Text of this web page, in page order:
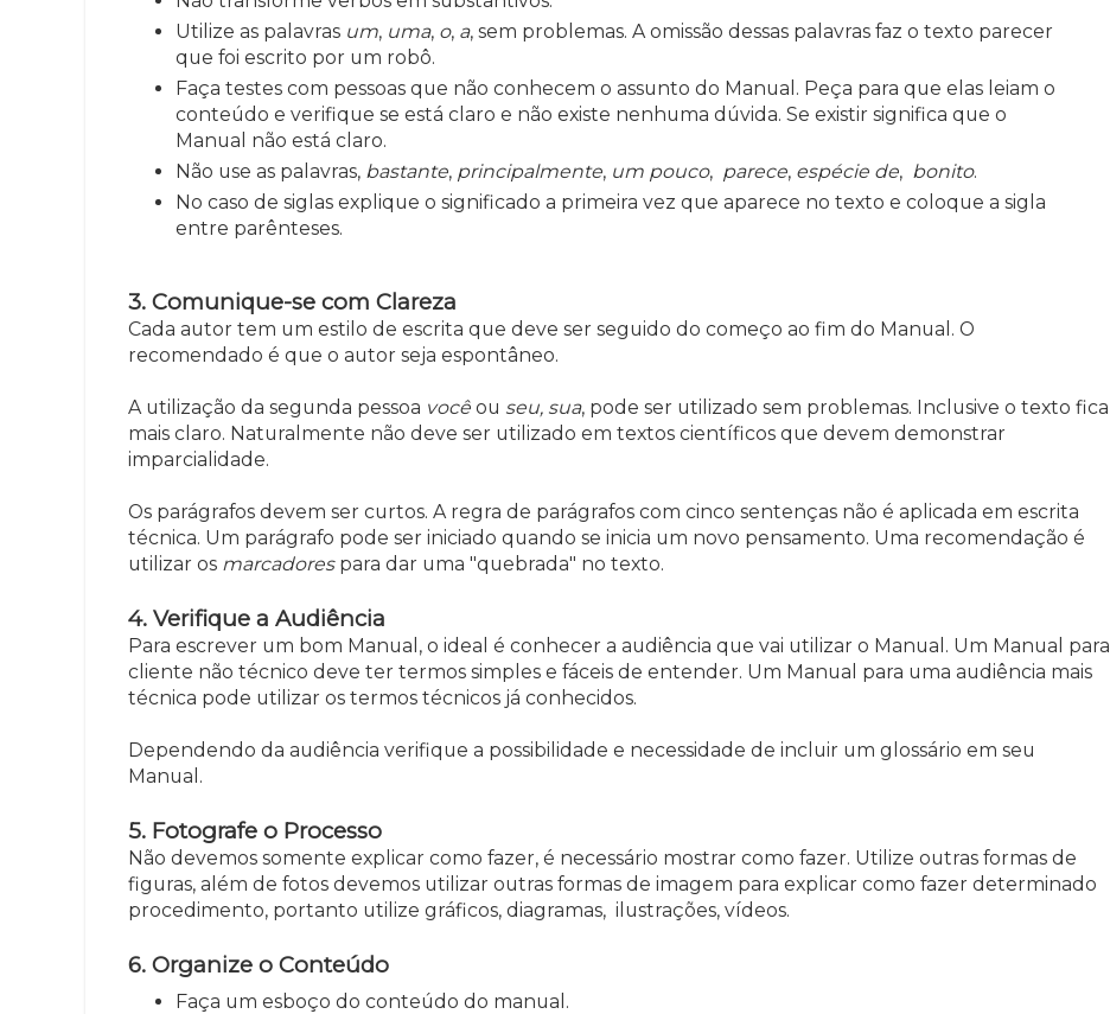
Utilize as palavras um, uma, o, a, sem problemas. A omissão dessas palavras faz o texto parecer
que foi escrito por um robô.
Faça testes com pessoas que não conhecem o assunto do Manual. Peça para que elas leiam o
conteúdo e verifique se está claro e não existe nenhuma dúvida. Se existir significa que o
Manual não está claro.
Não use as palavras, bastante, principalmente, um pouco, parece, espécie de, bonito.
No caso de siglas explique o significado a primeira vez que aparece no texto e coloque a sigla
entre parênteses.
3. Comunique-se com Clareza
Cada autor tem um estilo de escrita que deve ser seguido do começo ao fim do Manual. O
recomendado é que o autor seja espontâneo.
A utilização da segunda pessoa você ou seu, sua, pode ser utilizado sem problemas. Inclusive o texto fica
mais claro. Naturalmente não deve ser utilizado em textos científicos que devem demonstrar
imparcialidade.
Os parágrafos devem ser curtos. A regra de parágrafos com cinco sentenças não é aplicada em escrita
técnica. Um parágrafo pode ser iniciado quando se inicia um novo pensamento. Uma recomendação é
utilizar os marcadorespara dar uma "quebrada" no texto.
4. Verifique a Audiência
Para escrever um bom Manual, o ideal é conhecer a audiência que vai utilizar o Manual. Um Manual para
cliente não técnico deve ter termos simples e fáceis de entender. Um Manual para uma audiência mais
técnica pode utilizar os termos técnicos já conhecidos.
Dependendo da audiência verifique a possibilidade e necessidade de incluir um glossário em seu
Manual.
5. Fotografe o Processo
Não devemos somente explicar como fazer, é necessário mostrar como fazer. Utilize outras formas de
figuras, além de fotos devemos utilizar outras formas de imagem para explicar como fazer determinado
procedimento, portanto utilize gráficos, diagramas, ilustrações, vídeos.
6. Organize o Conteúdo
Faça um esboço do conteúdo do manual.